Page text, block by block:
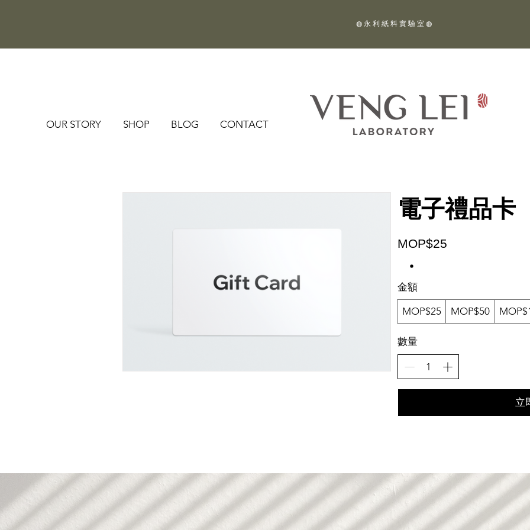
◍ 永 利 紙 料 實 驗 室 ◍
OUR STORY SHOP BLOG CONTACT
電子禮品卡
MOP$25
金額
MOP$25 MOP$50
數量
立